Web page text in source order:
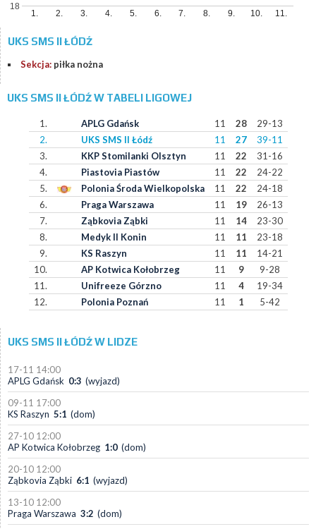
1. 2. 3. 4. 5. 6. 7. 8. 9. 10. 11.
18
UKS SMS II ŁÓDŹ
Sekcja: piłka nożna
UKS SMS II ŁÓDŹ W TABELI LIGOWEJ
1. APLG Gdańsk 11 28
29-13
2.
UKS SMS II Łódź 11 27
39-11
3.
KKP Stomilanki Olsztyn 11 22
31-16
4.
Piastovia Piastów 11 22
24-22
5.
Polonia Środa Wielkopolska 11 22
24-18
6.
Praga Warszawa 11 19
26-13
7.
Ząbkovia Ząbki 11 14
23-30
8.
Medyk II Konin 11 11
23-18
9.
KS Raszyn 11 11
14-21
10.
AP Kotwica Kołobrzeg 11 9
9-28
11.
Unifreeze Górzno 11 4
19-34
12.
Polonia Poznań 11 1 5-42
UKS SMS II ŁÓDŹ W LIDZE
17-11 14:00
APLG Gdańsk 0:3 (wyjazd)
09-11 17:00
KS Raszyn 5:1 (dom)
27-10 12:00
AP Kotwica Kołobrzeg 1:0 (dom)
20-10 12:00
Ząbkovia Ząbki 6:1 (wyjazd)
13-10 12:00
Praga Warszawa 3:2 (dom)